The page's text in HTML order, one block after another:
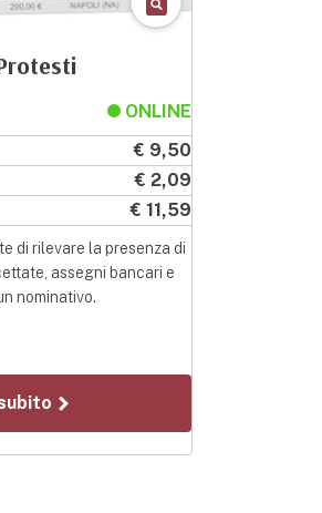
ONLINE
€ 9,50
€ 2,09
€ 11,59
di rilevare la presenza di
assegni bancari e
nominativo.